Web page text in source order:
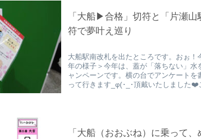
「大船▶︎合格」切符と「片瀬
符で夢叶え巡り
大船駅南改札を出たところです。おぉ
年の様子＞今年は、蓋が「落ちない」水
ャンペーンです。横の台でアンケート
って行きます_φ(･_･頂戴いたしました❤️
「大船（おおぶね）に乗って